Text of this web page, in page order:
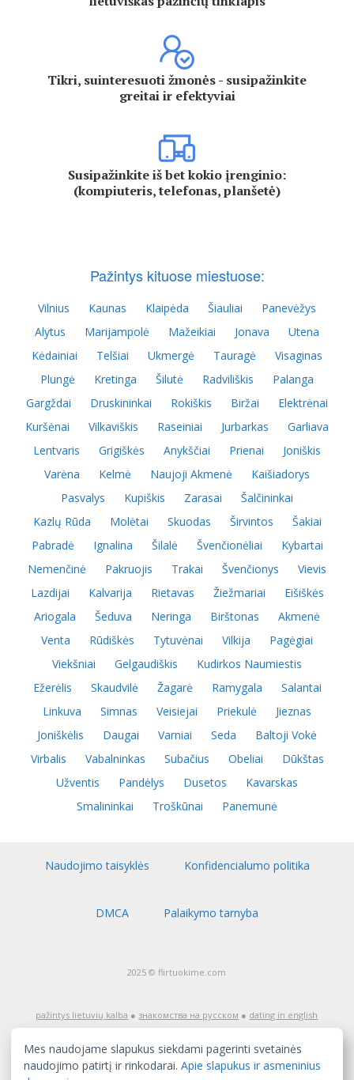
Tikri, suinteresuoti žmonės - susipažinkite
greitai ir efektyviai
Susipažinkite iš bet kokio įrenginio:
(kompiuteris, telefonas, planšetė)
Pažintys kituose miestuose:
Vilnius Kaunas Klaipėda Šiauliai
Panevėžys
Alytus
Marijampolė Mažeikiai Jonava
Utena
Kėdainiai
Telšiai Ukmergė Tauragė
Visaginas
Plungė
Kretinga Šilutė Radviliškis
Palanga
Gargždai
Druskininkai Rokiškis Biržai
Elektrėnai
Kuršėnai
Vilkaviškis Raseiniai Jurbarkas
Garliava
Lentvaris
Grigiškės Anykščiai Prienai
Joniškis
Varėna
Kelmė Naujoji Akmenė
Kaišiadorys
Pasvalys
Kupiškis Zarasai
Šalčininkai
Kazlų Rūda
Molėtai Skuodas Širvintos
Šakiai
Pabradė
Ignalina Šilalė Švenčionėliai
Kybartai
Nemenčinė
Pakruojis Trakai Švenčionys
Vievis
Lazdijai
Kalvarija Rietavas Žiežmariai
Eišiškės
Ariogala
Šeduva Neringa Birštonas
Akmenė
Venta
Rūdiškės Tytuvėnai Vilkija
Pagėgiai
Viekšniai
Gelgaudiškis
Kudirkos Naumiestis
Ežerėlis
Skaudvilė Žagarė Ramygala
Salantai
Linkuva
Simnas Veisiejai Priekulė
Jieznas
Joniškėlis
Daugai Varniai Seda
Baltoji Vokė
Virbalis
Vabalninkas Subačius Obeliai
Dūkštas
Užventis
Pandėlys Dusetos
Kavarskas
Smalininkai
Troškūnai Panemunė
Naudojimo taisyklės Konfidencialumo politika
DMCA Palaikymo tarnyba
2025 © flirtuokime.com
pažintys lietuvių kalba ● знакомства на русском ● dating in english
18 metų amžiaus. Jeigu jūs dar nesate pasiekę pilnametystės,
nedelsiant išeikite iš šio tinklapio! Tinklapio turinys, įskaitant tai, ką
skelbia užregistruoti naudotojai, yra skirtas tik pažintims, ir jį gali
sudaryti erotinio pobūdžio medžiaga. Tinklapis nėra atsakingas už
Mes naudojame slapukus siekdami pagerinti svetainės
naudojimo patirtį ir rinkodarai. Apie slapukus ir asmeninius